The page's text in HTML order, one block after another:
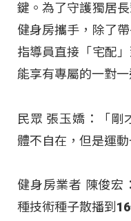
鍵。為了守護獨居
健身房攜手，除了
指導員直接「宅配
能享有專屬的一對一
民眾 張玉嬌：「剛
體不自在，但是運
健身房業者 陳俊宏
種技術種子散播到